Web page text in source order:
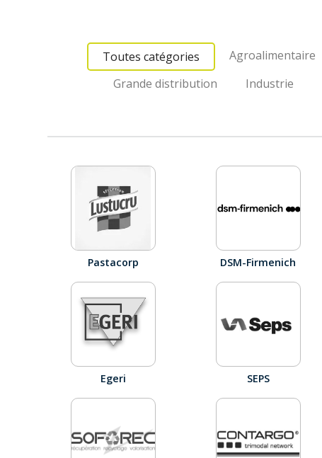
Toutes catégories Agroalimentaire
Grande distribution
Industrie
Pastacorp DSM-Firmenich
Egeri SEPS